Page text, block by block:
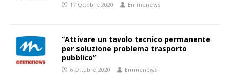
17 Ottobre 2020 Emmenews
“Attivare un tavolo tecnico permanente
per soluzione problema trasporto
pubblico”
6 Ottobre 2020 Emmenews